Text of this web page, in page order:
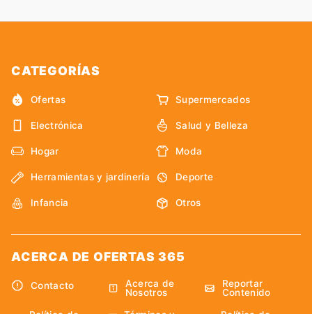
CATEGORÍAS
Ofertas Supermercados
Electrónica Salud y Belleza
Hogar Moda
Herramientas y jardinería Deporte
Infancia Otros
ACERCA DE OFERTAS 365
Contacto
Acerca de
Nosotros
Reportar
Contenido